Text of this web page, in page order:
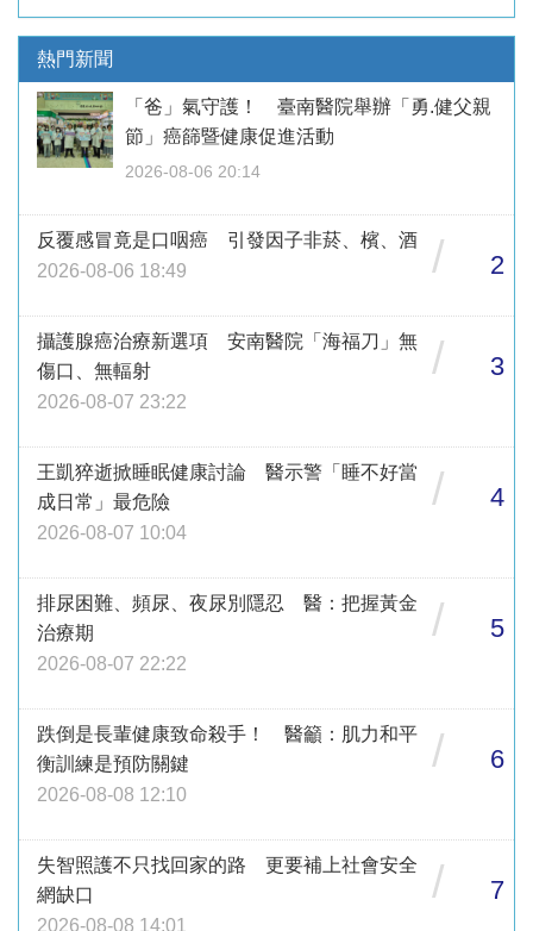
熱門新聞
「爸」氣守護！ 臺南醫院舉辦「勇.健父親
節」癌篩暨健康促進活動
2026-08-06 20:14
反覆感冒竟是口咽癌 引發因子非菸、檳、酒
2026-08-06 18:49
/ 2
攝護腺癌治療新選項 安南醫院「海福刀」無
傷口、無輻射
2026-08-07 23:22
/ 3
王凱猝逝掀睡眠健康討論 醫示警「睡不好當
成日常」最危險
2026-08-07 10:04
/ 4
排尿困難、頻尿、夜尿別隱忍 醫：把握黃金
治療期
2026-08-07 22:22
/ 5
跌倒是長輩健康致命殺手！ 醫籲：肌力和平
衡訓練是預防關鍵
2026-08-08 12:10
/ 6
失智照護不只找回家的路 更要補上社會安全
網缺口
2026-08-08 14:01
/ 7